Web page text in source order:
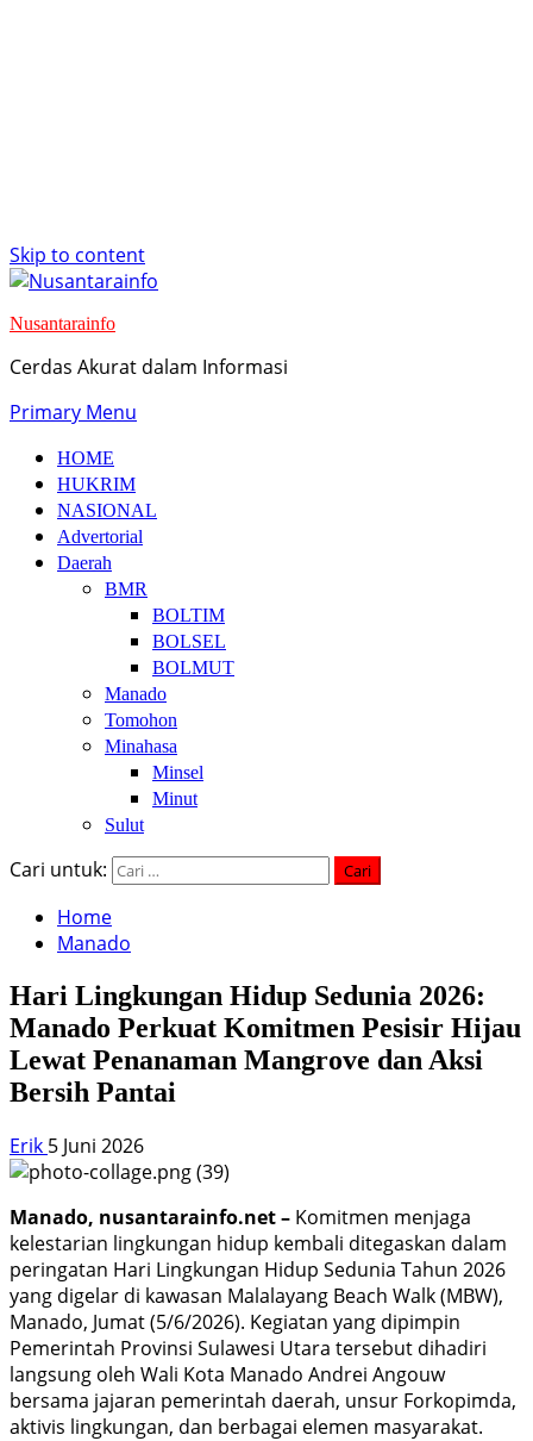
Skip to content
Nusantarainfo
Cerdas Akurat dalam Informasi
Primary Menu
HOME
HUKRIM
NASIONAL
Advertorial
Daerah
BMR
BOLTIM
BOLSEL
BOLMUT
Manado
Tomohon
Minahasa
Minsel
Minut
Sulut
Cari untuk:
Home
Manado
Hari Lingkungan Hidup Sedunia 2026:
Manado Perkuat Komitmen Pesisir Hijau
Lewat Penanaman Mangrove dan Aksi
Bersih Pantai
Erik 5 Juni 2026
Manado, nusantarainfo.net – Komitmen menjaga
kelestarian lingkungan hidup kembali ditegaskan dalam
peringatan Hari Lingkungan Hidup Sedunia Tahun 2026
yang digelar di kawasan Malalayang Beach Walk (MBW),
Manado, Jumat (5/6/2026). Kegiatan yang dipimpin
Pemerintah Provinsi Sulawesi Utara tersebut dihadiri
langsung oleh Wali Kota Manado Andrei Angouw
bersama jajaran pemerintah daerah, unsur Forkopimda,
aktivis lingkungan, dan berbagai elemen masyarakat.